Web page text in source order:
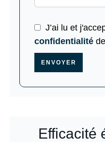
J’ai lu et
confidentialité
ENVOYER
Efficacité